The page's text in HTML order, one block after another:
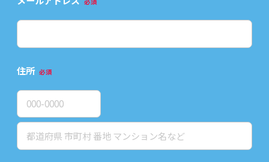
住所 必須